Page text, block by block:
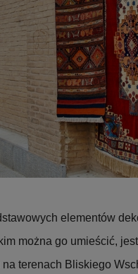
elementów
można go umieścić,
terenach Bliskiego